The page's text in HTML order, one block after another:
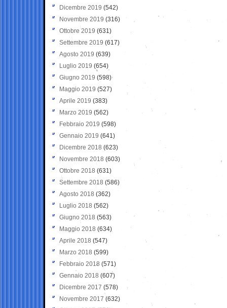
Dicembre 2019 (542)
Novembre 2019 (316)
Ottobre 2019 (631)
Settembre 2019 (617)
Agosto 2019 (639)
Luglio 2019 (654)
Giugno 2019 (598)
Maggio 2019 (527)
Aprile 2019 (383)
Marzo 2019 (562)
Febbraio 2019 (598)
Gennaio 2019 (641)
Dicembre 2018 (623)
Novembre 2018 (603)
Ottobre 2018 (631)
Settembre 2018 (586)
Agosto 2018 (362)
Luglio 2018 (562)
Giugno 2018 (563)
Maggio 2018 (634)
Aprile 2018 (547)
Marzo 2018 (599)
Febbraio 2018 (571)
Gennaio 2018 (607)
Dicembre 2017 (578)
Novembre 2017 (632)